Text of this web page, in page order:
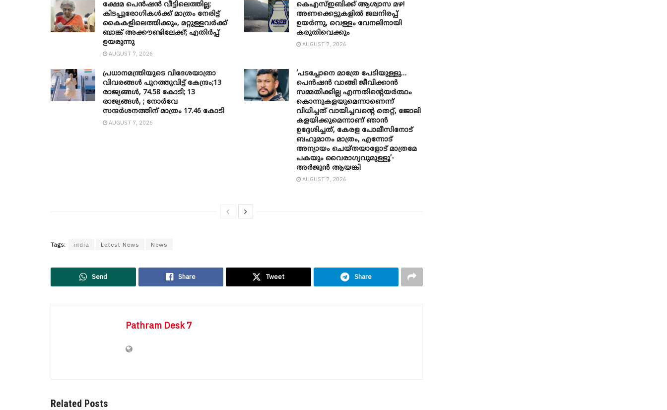
ക്ഷേമ പെൻഷൻ വീട്ടിലെത്തില്ല;
കിടപ്പുരോഗികൾക്ക് മാത്രം നേരിട്ട്
കൈകളിലെത്തിക്കും, മറ്റുള്ളവർക്ക്
ബാങ്ക് അക്കൗണ്ടിലേക്ക്; എതിർപ്പ്
ഉയരുന്നു
AUGUST 7, 2026
കെഎസ്ഇബിക്ക് ആശ്വാസ മഴ!
അണക്കെട്ടുകളിൽ ജലനിരപ്പ്
ഉയർന്നു, വെള്ളം വേനലിനായി
കരുതിവെക്കും
AUGUST 7, 2026
പ്രധാനമന്ത്രിയുടെ വിദേശയാത്രാ
വിവരങ്ങൾ പുറത്തുവിട്ട് കേന്ദ്രം;13
രാജ്യങ്ങൾ, 74.58 കോടി; 13
രാജ്യങ്ങൾ, ; നോർവേ
സന്ദർശനത്തിന് മാത്രം 17.46 കോടി
AUGUST 7, 2026
‘പടച്ചോനെ മാത്രേ പേടിയുള്ളു…
പെൻഷൻ വാങ്ങി ജീവിക്കാൻ
സമ്മതിക്കില്ല എന്നതിന്റെയർത്ഥം
കൊന്നുകളയുമെന്നാണെന്ന്
വിധിച്ചത് വായിച്ചവന്റെ തെറ്റ്, ജോലി
കളയിക്കുമെന്നാണ് ഞാൻ
ഉദ്ദേശിച്ചത്, കേരള പോലീസിനോട്
ബഹുമാനം മാത്രം, എന്നോട്
അന്യായം ചെയ്തയാളോട് മാത്രമേ
പകയും വൈരാഗ്യവുമുള്ളൂ’-
അർജുൻ ആയങ്കി
AUGUST 7, 2026
Tags: india Latest News News
Send Share Tweet Share
Pathram Desk 7
Related Posts